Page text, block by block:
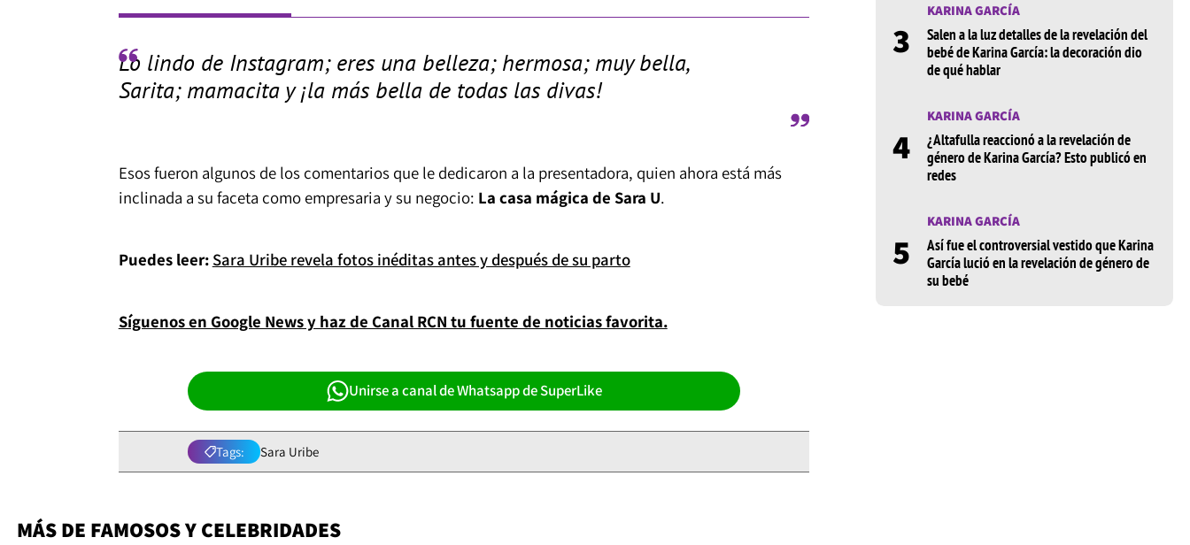
Lo lindo de Instagram; eres una belleza; hermosa; muy bella,
Sarita; mamacita y ¡la más bella de todas las divas!
Esos fueron algunos de los comentarios que le dedicaron a la presentadora, quien ahora está más
inclinada a su faceta como empresaria y su negocio: La casa mágica de Sara U.
Puedes leer: Sara Uribe revela fotos inéditas antes y después de su parto
Síguenos en Google News y haz de Canal RCN tu fuente de noticias favorita.
Unirse a canal de Whatsapp de SuperLike
Tags: Sara Uribe
3
KARINA GARCÍA
Salen a la luz detalles de la revelación del
bebé de Karina García: la decoración dio
de qué hablar
4
KARINA GARCÍA
¿Altafulla reaccionó a la revelación de
género de Karina García? Esto publicó en
redes
5
KARINA GARCÍA
Así fue el controversial vestido que Karina
García lució en la revelación de género de
su bebé
MÁS DE FAMOSOS Y CELEBRIDADES